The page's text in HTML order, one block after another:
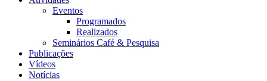
Eventos
Programados
Realizados
Seminários Café & Pesquisa
Publicações
Vídeos
Notícias